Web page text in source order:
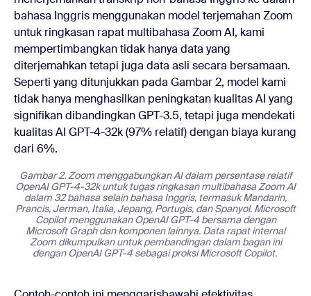
bahasa Inggris menggunakan model terjemahan Zoom
untuk ringkasan rapat multibahasa Zoom AI, kami
mempertimbangkan tidak hanya data yang
diterjemahkan tetapi juga data asli secara bersamaan.
Seperti yang ditunjukkan pada Gambar 2, model kami
tidak hanya menghasilkan peningkatan kualitas AI yang
signifikan dibandingkan GPT-3.5, tetapi juga mendekati
kualitas AI GPT-4-32k (97% relatif) dengan biaya kurang
dari 6%.
Gambar 2. Zoom menggabungkan AI dalam persentase relatif
OpenAI GPT-4-32k untuk tugas ringkasan multibahasa Zoom AI
dalam 32 bahasa selain bahasa Inggris, termasuk Mandarin,
Prancis, Jerman, Italia, Jepang, Portugis, dan Spanyol. Microsoft
Copilot menggunakan OpenAI GPT-4 bersama dengan
Microsoft Graph dan komponen lainnya. Data rapat internal
Zoom dikumpulkan untuk pembandingan dalam bagan ini
dengan OpenAI GPT-4 sebagai proksi Microsoft Copilot.